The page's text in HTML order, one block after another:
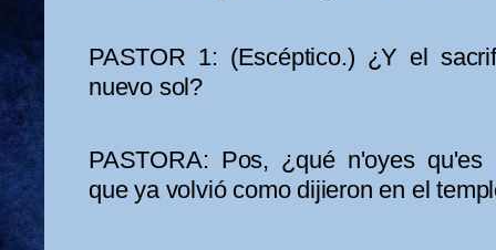
PASTOR 1: (Escéptico.) ¿Y el
nuevo sol?
PASTORA: Pos, ¿qué n'oyes qu'es
que ya volvió como dijieron en el